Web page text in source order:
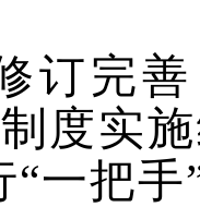
订完善
制度实
“一把手